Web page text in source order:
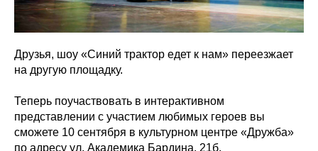
Друзья, шоу «Синий трактор едет к нам» переезжает
на другую площадку.
Теперь поучаствовать в интерактивном
представлении с участием любимых героев вы
сможете 10 сентября в культурном центре «Дружба»
по адресу ул. Академика Бардина, 21б.